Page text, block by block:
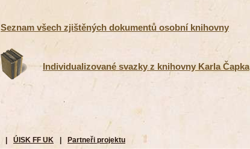
Seznam všech zjištěných dokumentů osobní knihovny
Individualizované svazky z knihovny Karla Čapka
ÚISK FF UK Partneři projektu